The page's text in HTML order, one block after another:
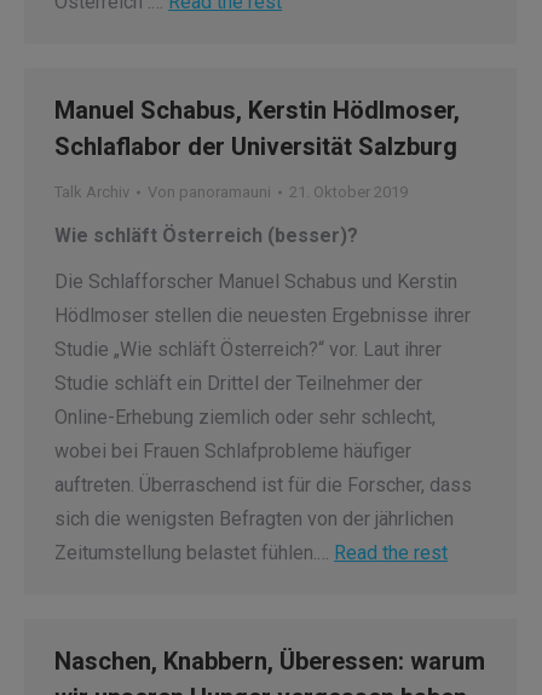
Manuel Schabus, Kerstin Hödlmoser,
Schlaflabor der Universität Salzburg
Talk Archiv Von panoramauni 21. Oktober 2019
Wie schläft Österreich (besser)?
Die Schlafforscher Manuel Schabus und Kerstin
Hödlmoser stellen die neuesten Ergebnisse ihrer
Studie „Wie schläft Österreich?“ vor. Laut ihrer
Studie schläft ein Drittel der Teilnehmer der
Online-Erhebung ziemlich oder sehr schlecht,
wobei bei Frauen Schlafprobleme häufiger
auftreten. Überraschend ist für die Forscher, dass
sich die wenigsten Befragten von der jährlichen
Zeitumstellung belastet fühlen.… Read the rest
Naschen, Knabbern, Überessen: warum